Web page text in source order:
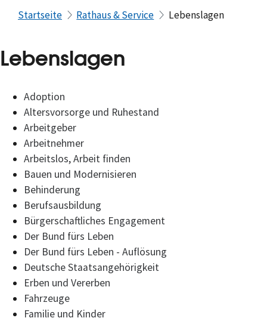
Startseite Rathaus & Service Lebenslagen
Lebenslagen
Adoption
Altersvorsorge und Ruhestand
Arbeitgeber
Arbeitnehmer
Arbeitslos, Arbeit finden
Bauen und Modernisieren
Behinderung
Berufsausbildung
Bürgerschaftliches Engagement
Der Bund fürs Leben
Der Bund fürs Leben - Auflösung
Deutsche Staatsangehörigkeit
Erben und Vererben
Fahrzeuge
Familie und Kinder